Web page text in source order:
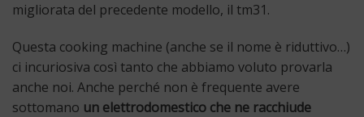
migliorata del precedente modello, il tm31.
Questa cooking machine (anche se il nome è riduttivo…)
ci incuriosiva così tanto che abbiamo voluto provarla
anche noi. Anche perché non è frequente avere
sottomano un elettrodomestico che ne racchiude